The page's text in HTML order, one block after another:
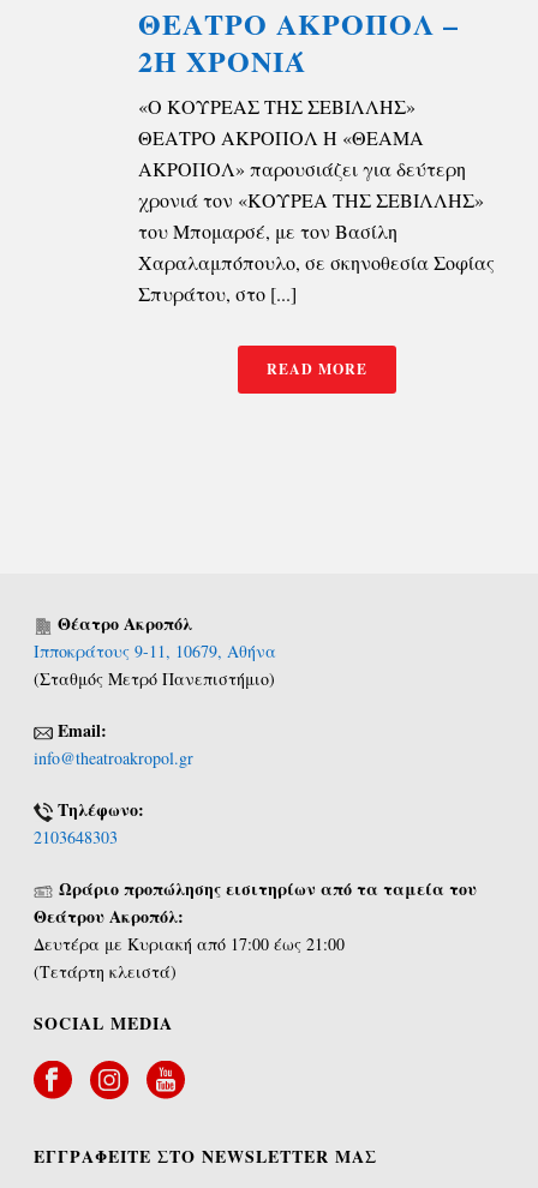
ΘΕΑΤΡΟ ΑΚΡΟΠΟΛ –
2Η ΧΡΟΝΙΆ
«Ο ΚΟΥΡΕΑΣ ΤΗΣ ΣΕΒΙΛΛΗΣ»
ΘΕΑΤΡΟ ΑΚΡΟΠΟΛ Η «ΘΕΑΜΑ
ΑΚΡΟΠΟΛ» παρουσιάζει για δεύτερη
χρονιά τον «ΚΟΥΡΕΑ ΤΗΣ ΣΕΒΙΛΛΗΣ»
του Μπομαρσέ, με τον Βασίλη
Χαραλαμπόπουλο, σε σκηνοθεσία Σοφίας
Σπυράτου, στο [...]
READ MORE
Θέατρο Ακροπόλ
Ιπποκράτους 9-11, 10679, Αθήνα
(Σταθμός Μετρό Πανεπιστήμιο)
Email:
info@theatroakropol.gr
Τηλέφωνο:
2103648303
Ωράριο προπώλησης εισιτηρίων από τα ταμεία του
Θεάτρου Ακροπόλ:
Δευτέρα με Κυριακή από 17:00 έως 21:00
(Τετάρτη κλειστά)
SOCIAL MEDIA
ΕΓΓΡΑΦΕΙΤΕ ΣΤΟ NEWSLETTER ΜΑΣ